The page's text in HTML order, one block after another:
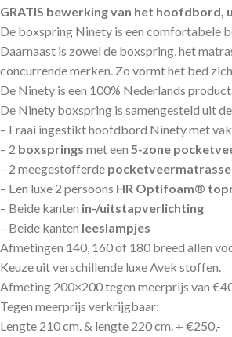
GRATIS bewerking van het hoofdbord,
De boxspring Ninety is een comfortabele
Daarnaast is zowel de boxspring, het
concurrende merken. Zo vormt het bed
De Ninety is een 100% Nederlands
De Ninety boxspring is samengesteld uit
– Fraai ingestikt hoofdbord Ninety met
– 2 boxsprings met een 5-zone
– 2 meegestofferde
– Een luxe 2 persoons HR Optifoam®
– Beide kanten in-/uitstapverlichting
– Beide kanten leeslampjes
Afmetingen 140, 160 of 180 breed allen
Keuze uit verschillende luxe Avek stoffen.
Afmeting 200×200 tegen meerprijs van
Tegen meerprijs verkrijgbaar:
Lengte 210 cm. & lengte 220 cm. + €250,-